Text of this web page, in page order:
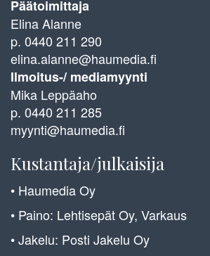
Päätoimittaja
Elina Alanne
p. 0440 211 290
elina.alanne@haumedia.fi
Ilmoitus-/ mediamyynti
Mika Leppäaho
p. 0440 211 285
myynti@haumedia.fi
Kustantaja/julkaisija
• Haumedia Oy
• Paino: Lehtisepät Oy, Varkaus
• Jakelu: Posti Jakelu Oy